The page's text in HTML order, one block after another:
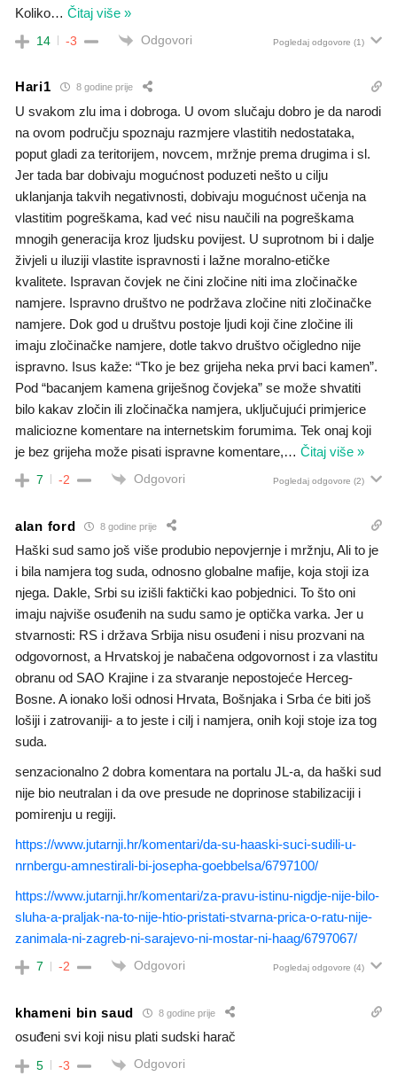
Koliko… Čitaj više »
14 -3 Odgovori Pogledaj odgovore (1)
Hari1 8 godine prije
U svakom zlu ima i dobroga. U ovom slučaju dobro je da narodi
na ovom području spoznaju razmjere vlastitih nedostataka,
poput gladi za teritorijem, novcem, mržnje prema drugima i sl.
Jer tada bar dobivaju mogućnost poduzeti nešto u cilju
uklanjanja takvih negativnosti, dobivaju mogućnost učenja na
vlastitim pogreškama, kad već nisu naučili na pogreškama
mnogih generacija kroz ljudsku povijest. U suprotnom bi i dalje
živjeli u iluziji vlastite ispravnosti i lažne moralno-etičke
kvalitete. Ispravan čovjek ne čini zločine niti ima zločinačke
namjere. Ispravno društvo ne podržava zločine niti zločinačke
namjere. Dok god u društvu postoje ljudi koji čine zločine ili
imaju zločinačke namjere, dotle takvo društvo očigledno nije
ispravno. Isus kaže: “Tko je bez grijeha neka prvi baci kamen”.
Pod “bacanjem kamena griješnog čovjeka” se može shvatiti
bilo kakav zločin ili zločinačka namjera, uključujući primjerice
maliciozne komentare na internetskim forumima. Tek onaj koji
je bez grijeha može pisati ispravne komentare,… Čitaj više »
7 -2 Odgovori Pogledaj odgovore (2)
alan ford 8 godine prije
Haški sud samo još više produbio nepovjernje i mržnju, Ali to je
i bila namjera tog suda, odnosno globalne mafije, koja stoji iza
njega. Dakle, Srbi su izišli faktički kao pobjednici. To što oni
imaju najviše osuđenih na sudu samo je optička varka. Jer u
stvarnosti: RS i država Srbija nisu osuđeni i nisu prozvani na
odgovornost, a Hrvatskoj je nabačena odgovornost i za vlastitu
obranu od SAO Krajine i za stvaranje nepostojeće Herceg-
Bosne. A ionako loši odnosi Hrvata, Bošnjaka i Srba će biti još
lošiji i zatrovaniji- a to jeste i cilj i namjera, onih koji stoje iza tog
suda.
senzacionalno 2 dobra komentara na portalu JL-a, da haški sud
nije bio neutralan i da ove presude ne doprinose stabilizaciji i
pomirenju u regiji.
https://www.jutarnji.hr/komentari/da-su-haaski-suci-sudili-u-
nrnbergu-amnestirali-bi-josepha-goebbelsa/6797100/
https://www.jutarnji.hr/komentari/za-pravu-istinu-nigdje-nije-bilo-
sluha-a-praljak-na-to-nije-htio-pristati-stvarna-prica-o-ratu-nije-
zanimala-ni-zagreb-ni-sarajevo-ni-mostar-ni-haag/6797067/
7 -2 Odgovori Pogledaj odgovore (4)
khameni bin saud 8 godine prije
osuđeni svi koji nisu plati sudski harač
5 -3 Odgovori